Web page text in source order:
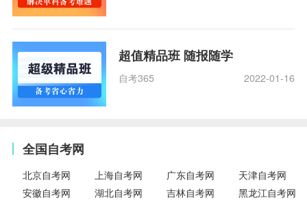
超值精品班 随报随学
自考365 2022-01-16
全国自考网
北京自考网 上海自考网 广东自考网
天津自考网
安徽自考网
湖北自考网 吉林自考网
黑龙江自考网